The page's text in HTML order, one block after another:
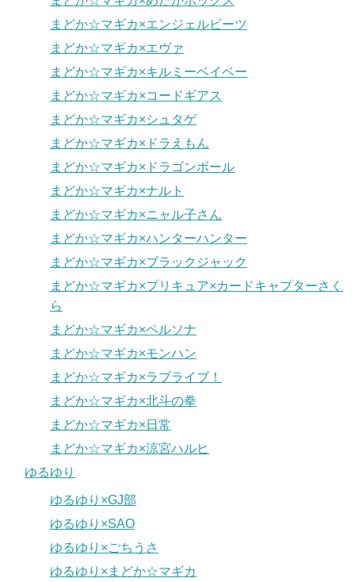
まどか☆マギカ×エンジェルビーツ
まどか☆マギカ×エヴァ
まどか☆マギカ×キルミーベイベー
まどか☆マギカ×コードギアス
まどか☆マギカ×シュタゲ
まどか☆マギカ×ドラえもん
まどか☆マギカ×ドラゴンボール
まどか☆マギカ×ナルト
まどか☆マギカ×ニャル子さん
まどか☆マギカ×ハンターハンター
まどか☆マギカ×ブラックジャック
まどか☆マギカ×プリキュア×カードキャプターさく
ら
まどか☆マギカ×ペルソナ
まどか☆マギカ×モンハン
まどか☆マギカ×ラブライブ！
まどか☆マギカ×北斗の拳
まどか☆マギカ×日常
まどか☆マギカ×涼宮ハルヒ
ゆるゆり
ゆるゆり×GJ部
ゆるゆり×SAO
ゆるゆり×ごちうさ
ゆるゆり×まどか☆マギカ